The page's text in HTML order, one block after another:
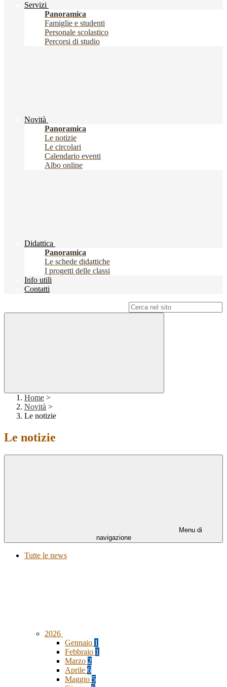
Servizi
Panoramica
Famiglie e studenti
Personale scolastico
Percorsi di studio
Novità
Panoramica
Le notizie
Le circolari
Calendario eventi
Albo online
Didattica
Panoramica
Le schede didattiche
I progetti delle classi
Info utili
Contatti
Home >
Novità >
Le notizie
Le notizie
Menu di
navigazione
Tutte le news
2026
Gennaio 1
Febbraio 1
Marzo 2
Aprile 6
Maggio 5